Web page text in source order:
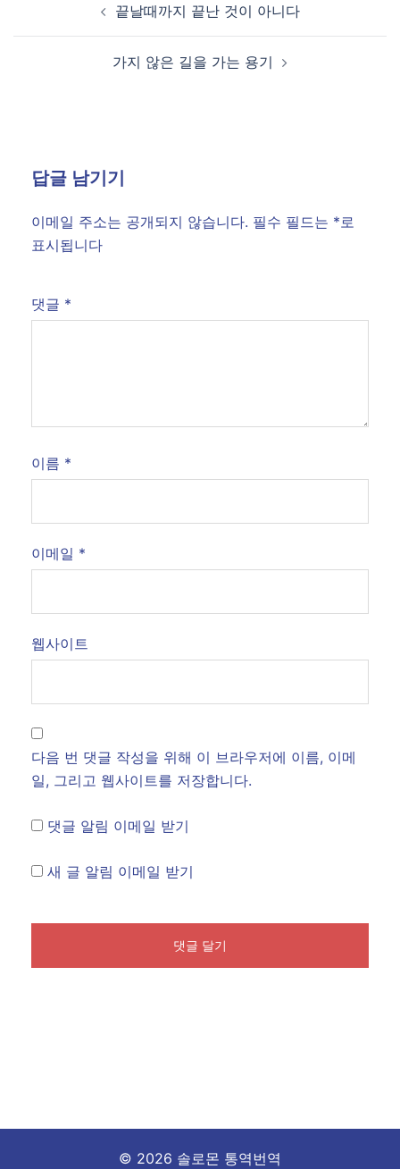
끝날때까지 끝난 것이 아니다
가지 않은 길을 가는 용기
답글 남기기
이메일 주소는 공개되지 않습니다. 필수 필드는 * 로
표시됩니다
댓글 *
이름 *
이메일 *
웹사이트
다음 번 댓글 작성을 위해 이 브라우저에 이름, 이메
일, 그리고 웹사이트를 저장합니다.
댓글 알림 이메일 받기
새 글 알림 이메일 받기
© 2026 솔로몬 통역번역